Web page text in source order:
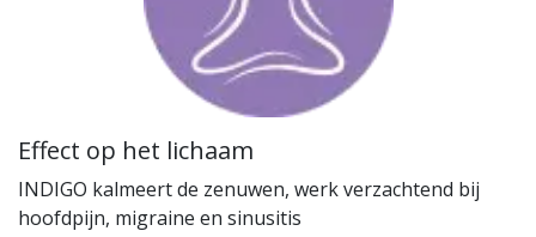
Effect op het lichaam
INDIGO kalmeert de zenuwen, werk verzachtend bij
hoofdpijn, migraine en sinusitis